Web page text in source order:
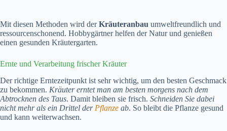
Mit diesen Methoden wird derKräuteranbau umweltfreundlich und
ressourcenschonend. Hobbygärtner helfen der Natur und genießen
einen gesunden Kräutergarten.
Ernte und Verarbeitung frischer Kräuter
Der richtige Erntezeitpunkt ist sehr wichtig, um den besten Geschmack
zu bekommen. Kräuter erntet man am besten morgens nach dem
Abtrocknen des Taus. Damit bleiben sie frisch. Schneiden Sie dabei
nicht mehr als ein Drittel der Pflanze ab. So bleibt die Pflanze gesund
und kann weiterwachsen.